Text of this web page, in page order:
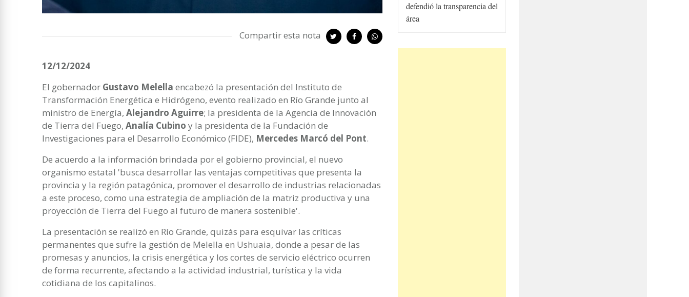
Compartir esta nota
12/12/2024
El gobernador Gustavo Melella encabezó la presentación del Instituto de
Transformación Energética e Hidrógeno, evento realizado en Río Grande junto al
ministro de Energía, Alejandro Aguirre; la presidenta de la Agencia de Innovación
de Tierra del Fuego, Analía Cubino y la presidenta de la Fundación de
Investigaciones para el Desarrollo Económico (FIDE), Mercedes Marcó del Pont.
De acuerdo a la información brindada por el gobierno provincial, el nuevo
organismo estatal 'busca desarrollar las ventajas competitivas que presenta la
provincia y la región patagónica, promover el desarrollo de industrias relacionadas
a este proceso, como una estrategia de ampliación de la matriz productiva y una
proyección de Tierra del Fuego al futuro de manera sostenible'.
La presentación se realizó en Río Grande, quizás para esquivar las críticas
permanentes que sufre la gestión de Melella en Ushuaia, donde a pesar de las
promesas y anuncios, la crisis energética y los cortes de servicio eléctrico ocurren
de forma recurrente, afectando a la actividad industrial, turística y la vida
cotidiana de los capitalinos.
defendió la transparencia del
área